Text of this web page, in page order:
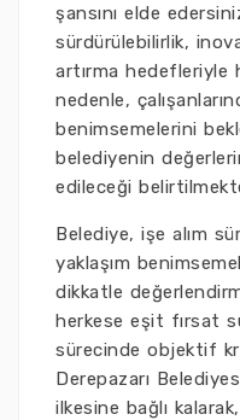
şansını elde
sürdürülebilirlik,
artırma hedefleriyle
nedenle,
benimsemelerini
belediyenin
edileceği
Belediye, işe alım
yaklaşım
dikkatle
herkese eşit fırsat
sürecinde objektif
Derepazarı
ilkesine bağlı